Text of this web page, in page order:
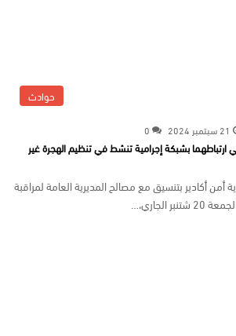
حوادث
21 سبتمبر 2024 0
بشبكة إجرامية تنشط في تنظيم الهجرة غير
أمن أكادير بتنسيق مع مصالح المديرية العامة لمراقبة
الجاري،…